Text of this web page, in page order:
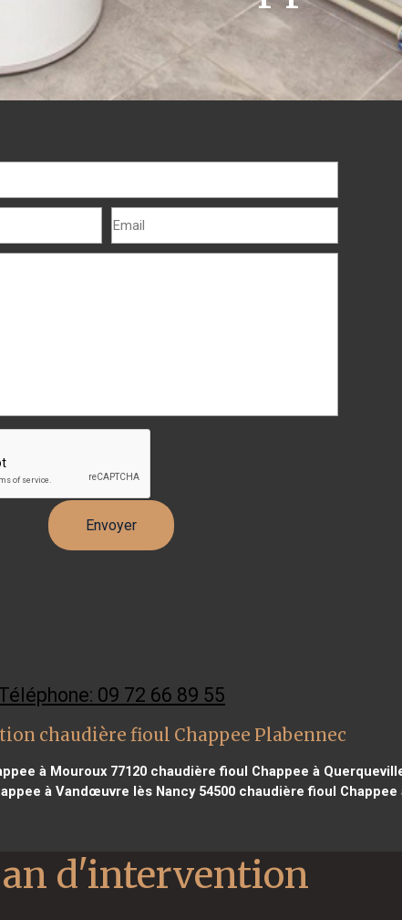
09 72 66 89 55
chaudière fioul Chappee Plabennec
à Mouroux 77120 chaudière fioul Chappee à
à Vandœuvre lès Nancy 54500chaudière fioul Chappee
d'intervention